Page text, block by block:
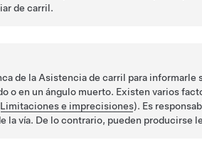
de carril.
de la Asistencia de carril para
o en un ángulo muerto. Existen varios
Limitaciones e imprecisiones). Es
la vía. De lo contrario, pueden producirse